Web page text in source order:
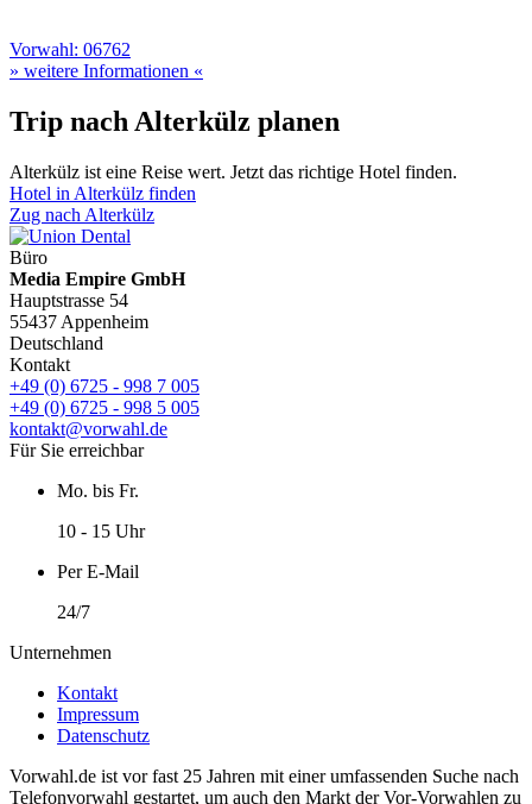
Vorwahl: 06762
» weitere Informationen «
Trip nach Alterkülz planen
Alterkülz ist eine Reise wert. Jetzt das richtige Hotel finden.
Hotel in Alterkülz finden
Zug nach Alterkülz
Büro
Media Empire GmbH
Hauptstrasse 54
55437 Appenheim
Deutschland
Kontakt
+49 (0) 6725 - 998 7 005
+49 (0) 6725 - 998 5 005
kontakt@vorwahl.de
Für Sie erreichbar
Mo. bis Fr.
10 - 15 Uhr
Per E-Mail
24/7
Unternehmen
Kontakt
Impressum
Datenschutz
Vorwahl.de ist vor fast 25 Jahren mit einer umfassenden Suche nach
Telefonvorwahl gestartet, um auch den Markt der Vor-Vorwahlen zu